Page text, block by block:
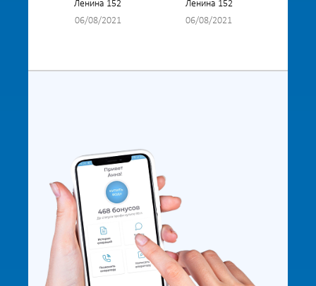
Ленина 152
06/08/2021
Ленина 152
06/08/2021